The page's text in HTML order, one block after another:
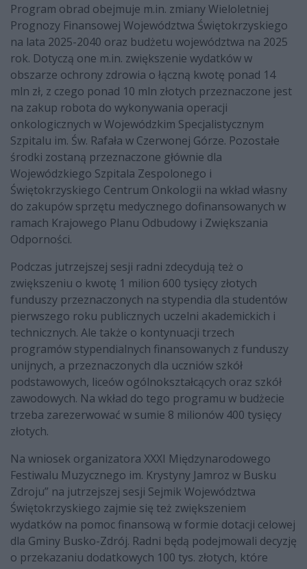
Program obrad obejmuje m.in. zmiany Wieloletniej
Prognozy Finansowej Województwa Świętokrzyskiego
na lata 2025-2040 oraz budżetu województwa na 2025
rok. Dotyczą one m.in. zwiększenie wydatków w
obszarze ochrony zdrowia o łączną kwotę ponad 14
mln zł, z czego ponad 10 mln złotych przeznaczone jest
na zakup robota do wykonywania operacji
onkologicznych w Wojewódzkim Specjalistycznym
Szpitalu im. Św. Rafała w Czerwonej Górze. Pozostałe
środki zostaną przeznaczone głównie dla
Wojewódzkiego Szpitala Zespolonego i
Świętokrzyskiego Centrum Onkologii na wkład własny
do zakupów sprzętu medycznego dofinansowanych w
ramach Krajowego Planu Odbudowy i Zwiększania
Odporności.
Podczas jutrzejszej sesji radni zdecydują też o
zwiększeniu o kwotę 1 milion 600 tysięcy złotych
funduszy przeznaczonych na stypendia dla studentów
pierwszego roku publicznych uczelni akademickich i
technicznych. Ale także o kontynuacji trzech
programów stypendialnych finansowanych z funduszy
unijnych, a przeznaczonych dla uczniów szkół
podstawowych, liceów ogólnokształcących oraz szkół
zawodowych. Na wkład do tego programu w budżecie
trzeba zarezerwować w sumie 8 milionów 400 tysięcy
złotych.
Na wniosek organizatora XXXI Międzynarodowego
Festiwalu Muzycznego im. Krystyny Jamroz w Busku
Zdroju” na jutrzejszej sesji Sejmik Województwa
Świętokrzyskiego zajmie się też zwiększeniem
wydatków na pomoc finansową w formie dotacji celowej
dla Gminy Busko-Zdrój. Radni będą podejmowali decyzję
o przekazaniu dodatkowych 100 tys. złotych, które